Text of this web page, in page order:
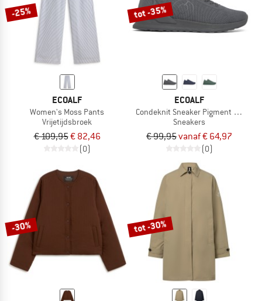
-25%
ECOALF
Women's Moss Pants
Vrijetijdsbroek
€ 109,95€ 82,46
(0)
tot -35%
ECOALF
Condeknit Sneaker Pigment Dye
Sneakers
€ 99,95vanaf € 64,97
(0)
-30% tot -30%